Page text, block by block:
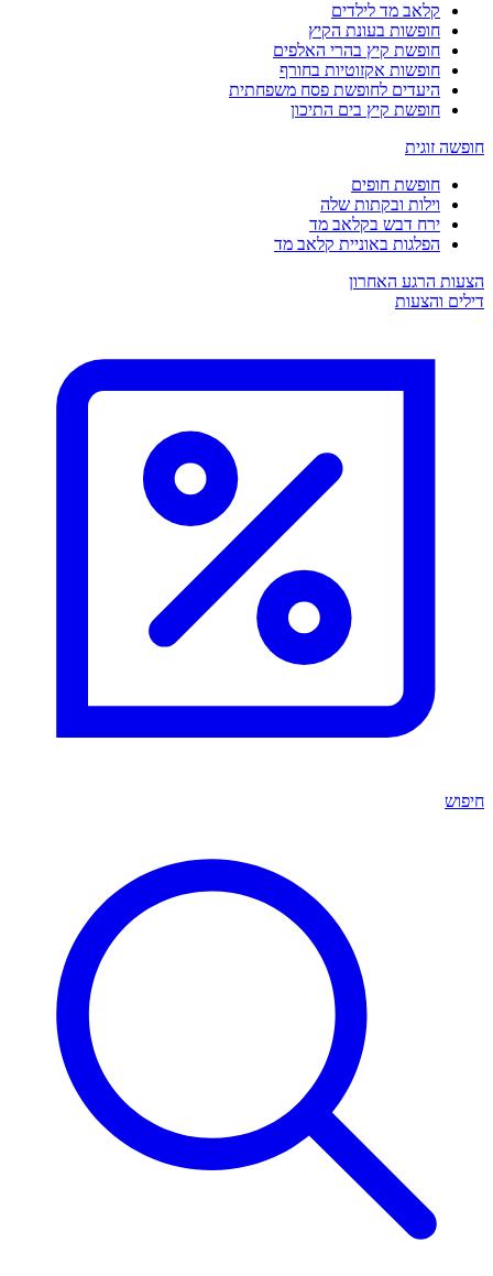
קלאב מד לילדים
חופשות בעונת הקיץ
חופשת קיץ בהרי האלפים
חופשות אקזוטיות בחורף
היעדים לחופשת פסח משפחתית
חופשת קיץ בים התיכון
חופשה זוגית
חופשת חופים
וילות ובקתות שלה
ירח דבש בקלאב מד
הפלגות באוניית קלאב מד
הצעות הרגע האחרון
דילים והצעות
חיפוש